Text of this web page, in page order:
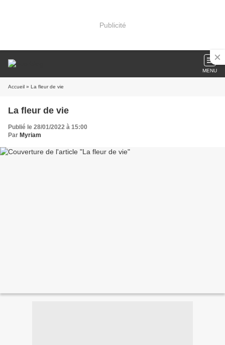
Publicité
MENU
Accueil » La fleur de vie
La fleur de vie
Publié le 28/01/2022 à 15:00
Par Myriam